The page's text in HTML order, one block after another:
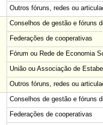
Outros fóruns, redes ou
Conselhos de gestão e fóruns
Federações de cooperativas
Fórum ou Rede de Economia
União ou Associação de
Outros fóruns, redes ou
Conselhos de gestão e fóruns
Federações de cooperativas